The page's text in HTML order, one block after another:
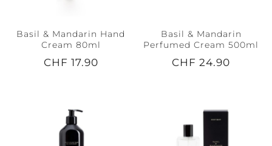
Basil & Mandarin Hand
Cream 80ml
CHF 17.90
Basil & Mandarin
Perfumed Cream 500ml
CHF 24.90